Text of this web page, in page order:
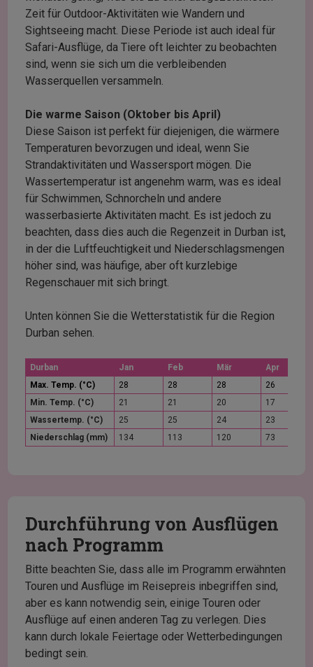
Zeit für Outdoor-Aktivitäten wie Wandern und
Sightseeing macht. Diese Periode ist auch ideal für
Safari-Ausflüge, da Tiere oft leichter zu beobachten
sind, wenn sie sich um die verbleibenden
Wasserquellen versammeln.
Die warme Saison (Oktober bis April)
Diese Saison ist perfekt für diejenigen, die wärmere
Temperaturen bevorzugen und ideal, wenn Sie
Strandaktivitäten und Wassersport mögen. Die
Wassertemperatur ist angenehm warm, was es ideal
für Schwimmen, Schnorcheln und andere
wasserbasierte Aktivitäten macht. Es ist jedoch zu
beachten, dass dies auch die Regenzeit in Durban ist,
in der die Luftfeuchtigkeit und Niederschlagsmengen
höher sind, was häufige, aber oft kurzlebige
Regenschauer mit sich bringt.
Unten können Sie die Wetterstatistik für die Region
Durban sehen.
Durban Jan Feb Mär
Apr
Max. Temp. (°C)
28 28 28
26
Min. Temp. (°C)
21 21 20
17
Wassertemp. (°C)
25 25 24
23
Niederschlag (mm)
134 113 120 73
Durchführung von Ausflügen
nach Programm
Bitte beachten Sie, dass alle im Programm erwähnten
Touren und Ausflüge im Reisepreis inbegriffen sind,
aber es kann notwendig sein, einige Touren oder
Ausflüge auf einen anderen Tag zu verlegen. Dies
kann durch lokale Feiertage oder Wetterbedingungen
bedingt sein.